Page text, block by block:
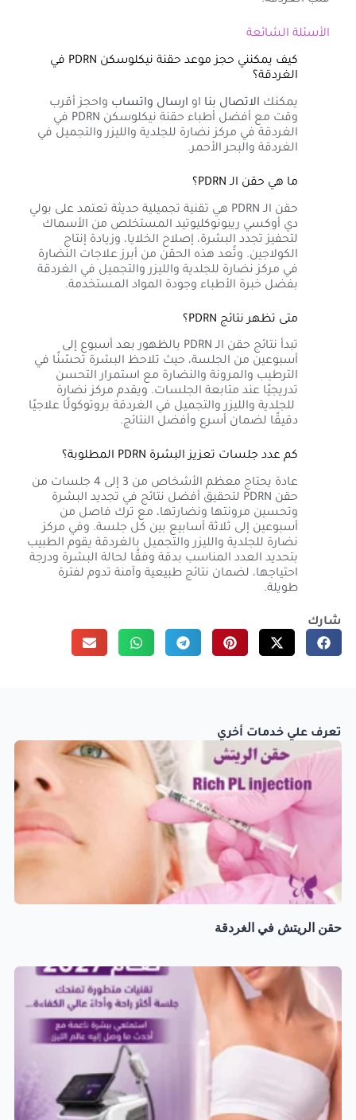
الأسئلة الشائعة
كيف يمكنني حجز موعد حقنة نيكلوسكن PDRN في
الغردقة؟
يمكنك الاتصال بنا او ارسال واتساب واحجز أقرب
وقت مع أفضل أطباء حقنة نيكلوسكن PDRN في
الغردقة في مركز نضارة للجلدية والليزر والتجميل في
الغردقة والبحر الأحمر.
ما هي حقن الـ PDRN؟
حقن الـ PDRN هي تقنية تجميلية حديثة تعتمد على بولي
دي أوكسي ريبونوكليوتيد المستخلص من الأسماك
لتحفيز تجدد البشرة، إصلاح الخلايا، وزيادة إنتاج
الكولاجين. وتُعد هذه الحقن من أبرز علاجات النضارة
في مركز نضارة للجلدية والليزر والتجميل في الغردقة
بفضل خبرة الأطباء وجودة المواد المستخدمة.
متى تظهر نتائج PDRN؟
تبدأ نتائج حقن الـ PDRN بالظهور بعد أسبوع إلى
أسبوعين من الجلسة، حيث تلاحظ البشرة تحسّنًا في
الترطيب والمرونة والنضارة مع استمرار التحسن
تدريجيًا عند متابعة الجلسات. ويقدم مركز نضارة
للجلدية والليزر والتجميل في الغردقة بروتوكولًا علاجيًا
دقيقًا لضمان أسرع وأفضل النتائج.
كم عدد جلسات تعزيز البشرة PDRN المطلوبة؟
عادة يحتاج معظم الأشخاص من 3 إلى 4 جلسات من
حقن PDRN لتحقيق أفضل نتائج في تجديد البشرة
وتحسين مرونتها ونضارتها، مع ترك فاصل من
أسبوعين إلى ثلاثة أسابيع بين كل جلسة. وفي مركز
نضارة للجلدية والليزر والتجميل بالغردقة يقوم الطبيب
بتحديد العدد المناسب بدقة وفقًا لحالة البشرة ودرجة
احتياجها، لضمان نتائج طبيعية وآمنة تدوم لفترة
طويلة.
شارك
تعرف علي خدمات أخري
حقن الريتش في الغردقة